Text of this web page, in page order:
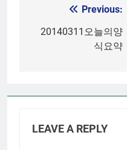
navigation
Previous:
20140311오늘의양
식요약
LEAVE A REPLY